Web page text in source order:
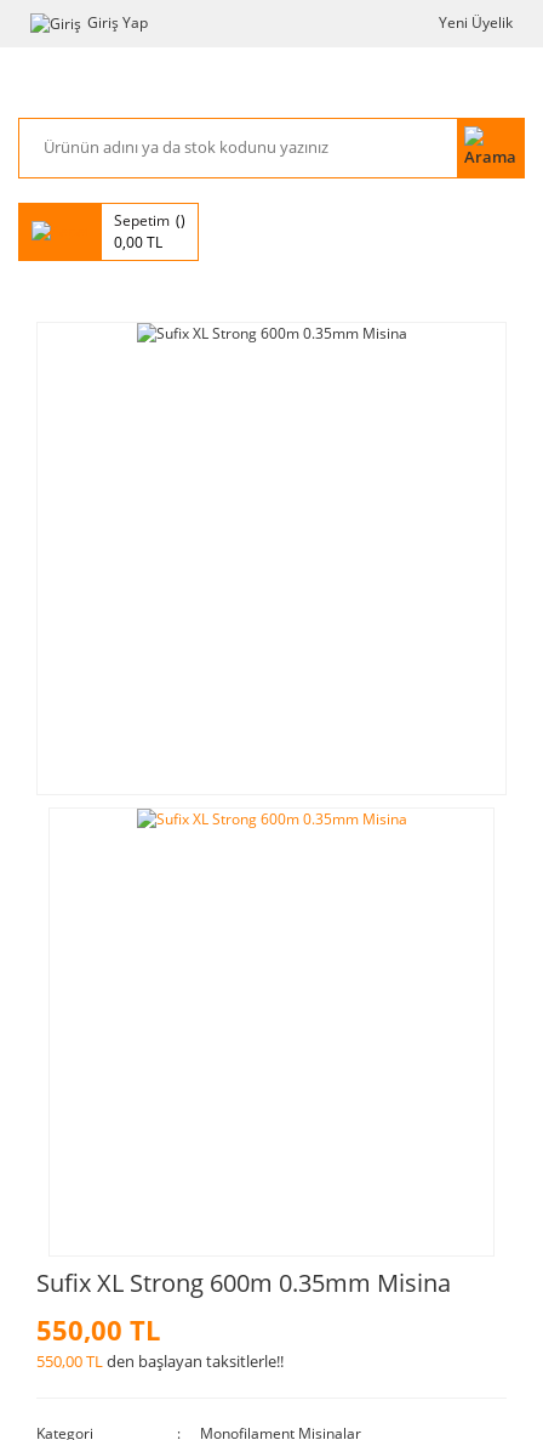
Giriş Yap Yeni Üyelik
Sepetim
0,00 TL
Sufix XL Strong 600m 0.35mm Misina
550,00 TL
550,00 TLden başlayan taksitlerle!!
Kategori
Monofilament Misinalar